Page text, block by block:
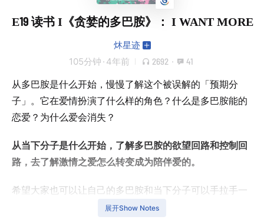
E19 读书 I《贪婪的多巴胺》： I WANT MORE
炑星迹
105分钟 · 4年前 2692 · 41
从多巴胺是什么开始，慢慢了解这个被误解的「预期分
子」。它在爱情扮演了什么样的角色？什么是多巴胺能的
恋爱？为什么爱会消失？
从当下分子是什么开始，了解多巴胺的欲望回路和控制回
路，去了解激情之爱怎么转变成为陪伴爱的。
希望大家也可以让自己的多巴胺和当下分子可以手拉手一
展开Show Notes